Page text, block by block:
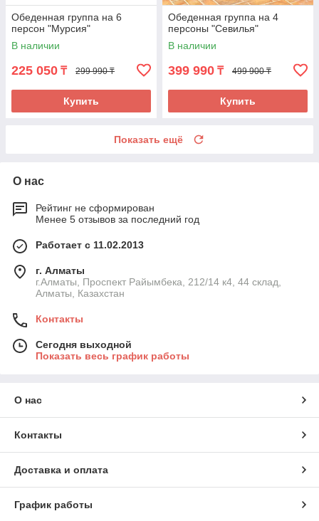
Обеденная группа на 6
персон "Мурсия"
В наличии
225 050 ₸ 299 990 ₸
Купить
Обеденная группа на 4
персоны "Севилья"
В наличии
399 990 ₸ 499 900 ₸
Купить
Показать ещё
О нас
Рейтинг не сформирован
Менее 5 отзывов за последний год
Работает с 11.02.2013
г. Алматы
г.Алматы, Проспект Райымбека, 212/14 к4, 44 склад,
Алматы, Казахстан
Контакты
Сегодня выходной
Показать весь график работы
О нас
Контакты
Доставка и оплата
График работы